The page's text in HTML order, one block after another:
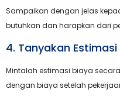
Sampaikan dengan jelas
butuhkan dan harapkan dari
4. Tanyakan Estimasi
Mintalah estimasi biaya
dengan biaya setelah